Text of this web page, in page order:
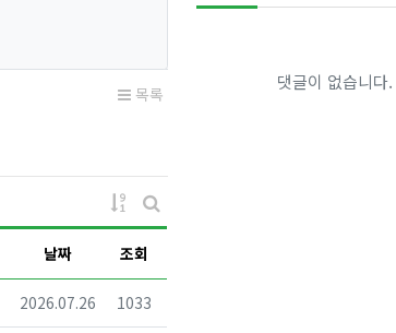
목록
게시물 정렬
게시판 검색
날짜 조회
등록일
2026.07.26 조회
1033
댓글이 없습니다.